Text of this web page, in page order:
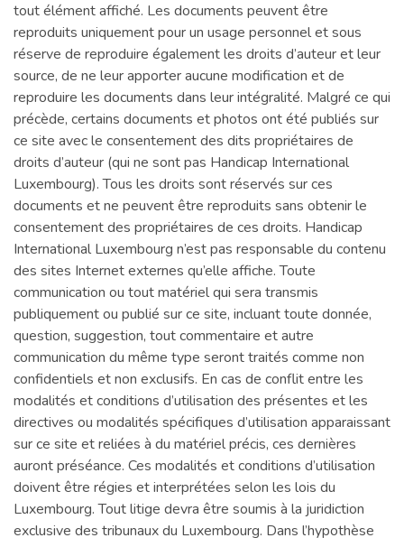
tout élément affiché. Les documents peuvent être
reproduits uniquement pour un usage personnel et sous
réserve de reproduire également les droits d’auteur et leur
source, de ne leur apporter aucune modification et de
reproduire les documents dans leur intégralité. Malgré ce qui
précède, certains documents et photos ont été publiés sur
ce site avec le consentement des dits propriétaires de
droits d’auteur (qui ne sont pas Handicap International
Luxembourg). Tous les droits sont réservés sur ces
documents et ne peuvent être reproduits sans obtenir le
consentement des propriétaires de ces droits. Handicap
International Luxembourg n’est pas responsable du contenu
des sites Internet externes qu’elle affiche. Toute
communication ou tout matériel qui sera transmis
publiquement ou publié sur ce site, incluant toute donnée,
question, suggestion, tout commentaire et autre
communication du même type seront traités comme non
confidentiels et non exclusifs. En cas de conflit entre les
modalités et conditions d’utilisation des présentes et les
directives ou modalités spécifiques d’utilisation apparaissant
sur ce site et reliées à du matériel précis, ces dernières
auront préséance. Ces modalités et conditions d’utilisation
doivent être régies et interprétées selon les lois du
Luxembourg. Tout litige devra être soumis à la juridiction
exclusive des tribunaux du Luxembourg. Dans l’hypothèse